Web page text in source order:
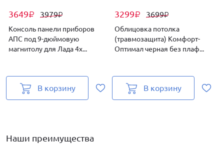
3649₽ 3979₽
Консоль панели приборов
АПС под 9-дюймовую
магнитолу для Лада 4х...
В корзину
3299₽ 3699₽
Облицовка потолка
(травмозащита) Комфорт-
Оптимал черная без плаф...
В корзину
Наши преимущества